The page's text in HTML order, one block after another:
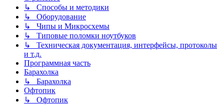
↳ Способы и методики
↳ Оборудование
↳ Чипы и Микросхемы
↳ Типовые поломки ноутбуков
↳ Техническая документация, интерфейсы, протоколы
и т.д.
Программная часть
Барахолка
↳ Барахолка
Офтопик
↳ Офтопик